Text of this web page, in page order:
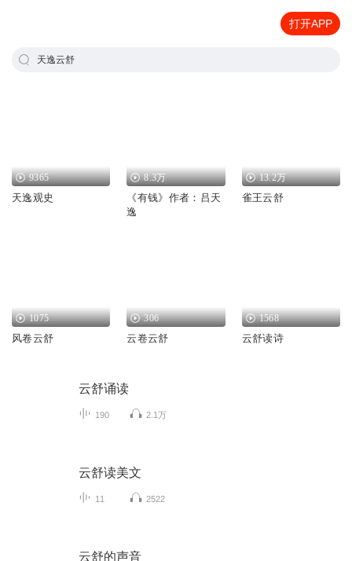
打开APP
天逸云舒
9365
天逸观史
8.3万
《有钱》作者：吕天
逸
13.2万
雀王云舒
1075
风卷云舒
306
云卷云舒
1568
云舒读诗
云舒诵读
190 2.1万
云舒读美文
11 2522
云舒的声音